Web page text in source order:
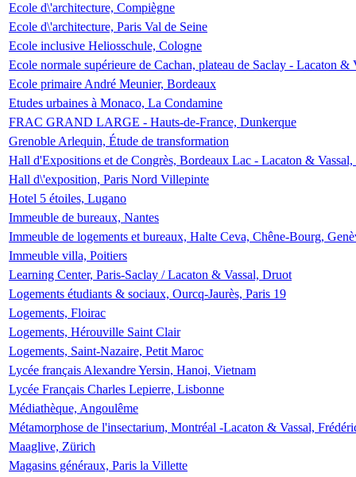
Ecole d\'architecture, Compiègne
Ecole d\'architecture, Paris Val de Seine
Ecole inclusive Heliosschule, Cologne
Ecole normale supérieure de Cachan, plateau de Saclay - Lacaton &
Ecole primaire André Meunier, Bordeaux
Etudes urbaines à Monaco, La Condamine
FRAC GRAND LARGE - Hauts-de-France, Dunkerque
Grenoble Arlequin, Étude de transformation
Hall d'Expositions et de Congrès, Bordeaux Lac - Lacaton &
Hall d\'exposition, Paris Nord Villepinte
Hotel 5 étoiles, Lugano
Immeuble de bureaux, Nantes
Immeuble de logements et bureaux, Halte Ceva, Chêne-Bourg,
Immeuble villa, Poitiers
Learning Center, Paris-Saclay / Lacaton & Vassal, Druot
Logements étudiants & sociaux, Ourcq-Jaurès, Paris 19
Logements, Floirac
Logements, Hérouville Saint Clair
Logements, Saint-Nazaire, Petit Maroc
Lycée français Alexandre Yersin, Hanoi, Vietnam
Lycée Français Charles Lepierre, Lisbonne
Médiathèque, Angoulême
Métamorphose de l'insectarium, Montréal -Lacaton & Vassal,
Maaglive, Zürich
Magasins généraux, Paris la Villette